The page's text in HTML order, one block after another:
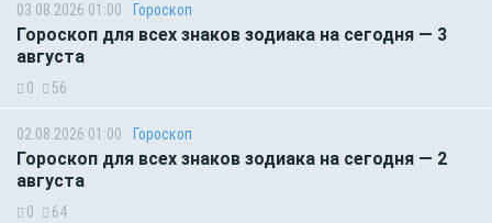
03.08.2026 01:00 Гороскоп
Гороскоп для всех знаков зодиака на сегодня — 3
августа
0 56
02.08.2026 01:00 Гороскоп
Гороскоп для всех знаков зодиака на сегодня — 2
августа
0 64